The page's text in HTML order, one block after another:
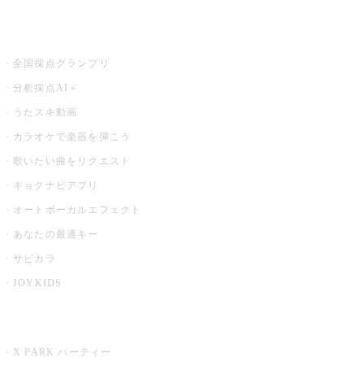
全国採点グランプリ
分析採点AI＋
うたスキ動画
カラオケで楽器を弾こう
歌いたい曲をリクエスト
キョクナビアプリ
オートボーカルエフェクト
あなたの最適キー
サビカラ
JOYKIDS
X PARK パーティー